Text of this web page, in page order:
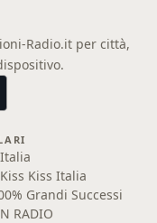
Radio.it per città,
Kiss Italia
Grandi Successi
RADIO